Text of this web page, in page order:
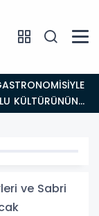
KÜLTÜRÜNÜN
ve Sabri